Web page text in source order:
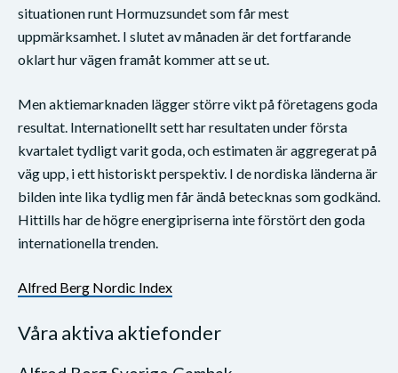
situationen runt Hormuzsundet som får mest
uppmärksamhet. I slutet av månaden är det fortfarande
oklart hur vägen framåt kommer att se ut.
Men aktiemarknaden lägger större vikt på företagens goda
resultat. Internationellt sett har resultaten under första
kvartalet tydligt varit goda, och estimaten är aggregerat på
väg upp, i ett historiskt perspektiv. I de nordiska länderna är
bilden inte lika tydlig men får ändå betecknas som godkänd.
Hittills har de högre energipriserna inte förstört den goda
internationella trenden.
Alfred Berg Nordic Index
Våra aktiva aktiefonder